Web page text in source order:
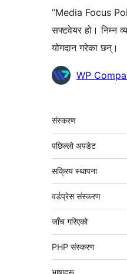
“Media Focus
सफ्टवेयर हो। निम्न
योगदान गरेका छन्।
योगदानकर्ताहरू
WP
मेटा
संस्करण
पछिल्लो अपडेट
सक्रिय स्थापना
वर्डप्रेस संस्करण
जाँच गरिएको
PHP संस्करण